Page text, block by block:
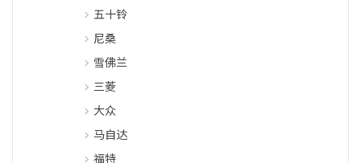
五十铃
尼桑
雪佛兰
三菱
大众
马自达
福特